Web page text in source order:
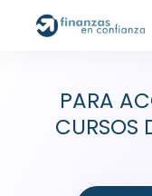
PARA
CURSOS